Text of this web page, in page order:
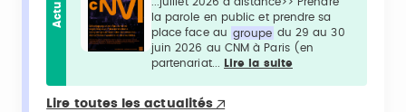
Actu
la parole en public et prendre sa
place face au groupe du 29 au 30
juin 2026 au CNM à Paris (en
partenariat...
Lire la suite
Lire toutes les actualités